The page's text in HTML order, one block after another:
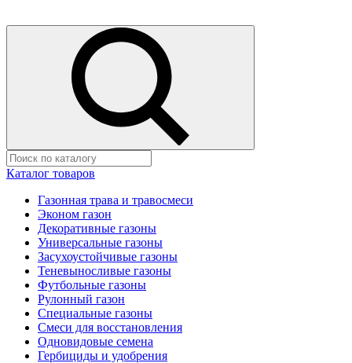
Каталог товаров
Газонная трава и травосмеси
Эконом газон
Декоративные газоны
Универсальные газоны
Засухоустойчивые газоны
Теневыносливые газоны
Футбольные газоны
Рулонный газон
Специальные газоны
Смеси для восстановления
Одновидовые семена
Гербициды и удобрения